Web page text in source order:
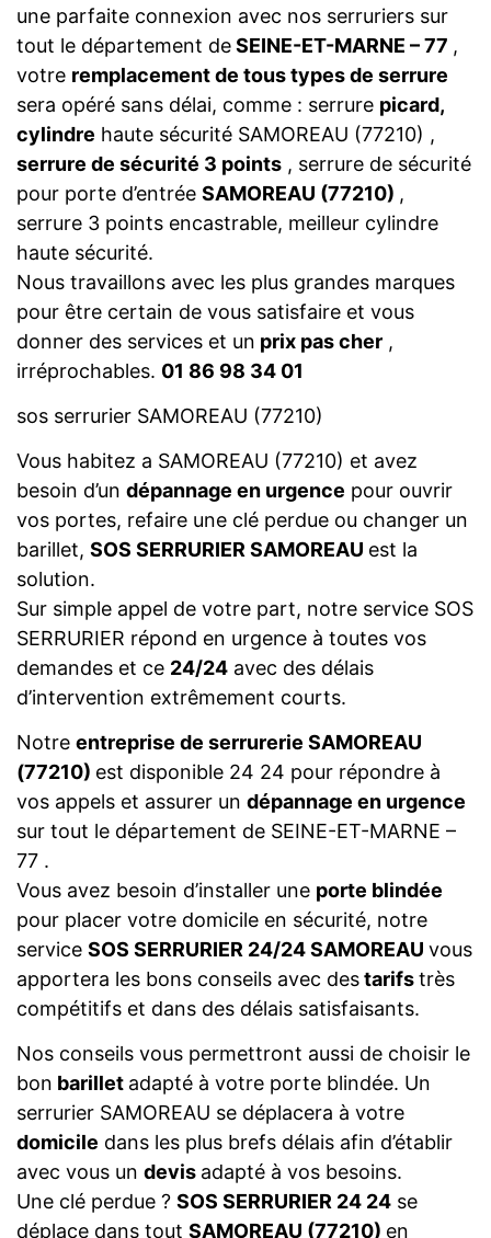
une parfaite connexion avec nos serruriers sur
tout le département deSEINE-ET-MARNE – 77 ,
votre remplacement de tous types de serrure
sera opéré sans délai, comme : serrure picard,
cylindre haute sécurité SAMOREAU (77210) ,
serrure de sécurité 3 points , serrure de sécurité
pour porte d’entrée SAMOREAU (77210) ,
serrure 3 points encastrable, meilleur cylindre
haute sécurité.
Nous travaillons avec les plus grandes marques
pour être certain de vous satisfaire et vous
donner des services et un prix pas cher ,
irréprochables. 01 86 98 34 01
sos serrurier SAMOREAU (77210)
Vous habitez a SAMOREAU (77210) et avez
besoin d’un dépannage en urgence pour ouvrir
vos portes, refaire une clé perdue ou changer un
barillet, SOS SERRURIER SAMOREAU est la
solution.
Sur simple appel de votre part, notre service SOS
SERRURIER répond en urgence à toutes vos
demandes et ce 24/24 avec des délais
d’intervention extrêmement courts.
Notre entreprise de serrurerie SAMOREAU
(77210) est disponible 24 24 pour répondre à
vos appels et assurer un dépannage en urgence
sur tout le département de SEINE-ET-MARNE –
77 .
Vous avez besoin d’installer une porte blindée
pour placer votre domicile en sécurité, notre
service SOS SERRURIER 24/24 SAMOREAU vous
apportera les bons conseils avec destarifstrès
compétitifs et dans des délais satisfaisants.
Nos conseils vous permettront aussi de choisir le
bon barillet adapté à votre porte blindée. Un
serrurier SAMOREAU se déplacera à votre
domicile dans les plus brefs délais afin d’établir
avec vous un devis adapté à vos besoins.
Une clé perdue ? SOS SERRURIER 24 24 se
déplace dans tout SAMOREAU (77210) en